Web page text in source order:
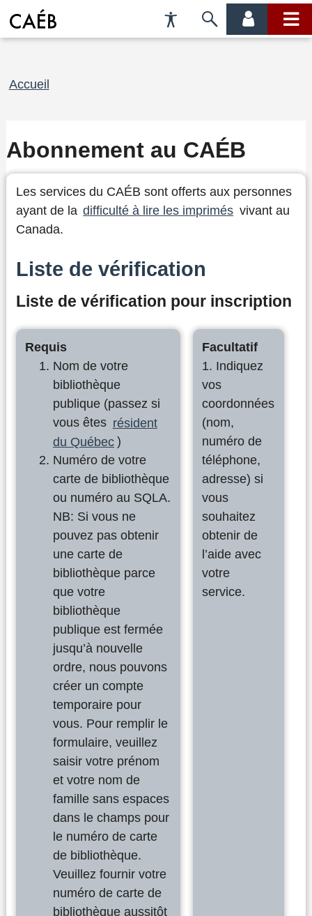
Préférences
d'accessibilité
Passer
menu
menu
Fil
Accueil
Abonnement au CAÉB
Les services du CAÉB sont offerts aux personnes
ayant de la difficulté à lire les imprimés vivant au
Canada.
Liste de vérification
Liste de vérification pour inscription
Requis
Nom de votre
bibliothèque
publique (passez si
vous êtes résident
du Québec )
Numéro de votre
carte de bibliothèque
ou numéro au SQLA.
NB: Si vous ne
pouvez pas obtenir
une carte de
bibliothèque parce
que votre
bibliothèque
publique est fermée
jusqu’à nouvelle
ordre, nous pouvons
créer un compte
temporaire pour
vous. Pour remplir le
formulaire, veuillez
saisir votre prénom
et votre nom de
famille sans espaces
dans le champs pour
le numéro de carte
de bibliothèque.
Veuillez fournir votre
numéro de carte de
bibliothèque aussitôt
Facultatif
1. Indiquez
vos
coordonnées
(nom,
numéro de
téléphone,
adresse) si
vous
souhaitez
obtenir de
l’aide avec
votre
service.